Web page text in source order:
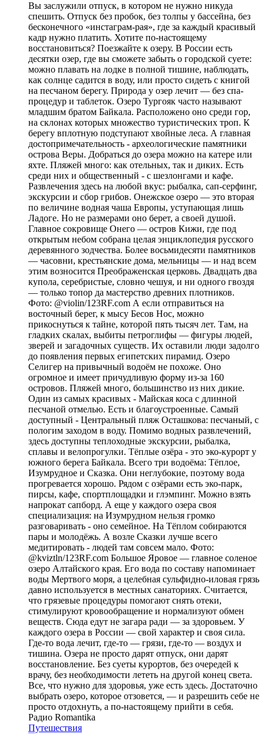
Вы заслужили отпуск, в котором не нужно никуда
спешить. Отпуск без пробок, без толпы у бассейна, без
бесконечного «инстаграм-рая», где за каждый красивый
кадр нужно платить. Хотите по-настоящему
восстановиться? Поезжайте к озеру. В России есть
десятки озер, где вы сможете забыть о городской суете:
можно плавать на лодке в полной тишине, наблюдать,
как солнце садится в воду, или просто сидеть с книгой
на песчаном берегу. Природа у озер лечит — без спа-
процедур и таблеток. Озеро Тургояк часто называют
младшим братом Байкала. Расположено оно среди гор,
на склонах которых множество туристических троп. К
берегу вплотную подступают хвойные леса. А главная
достопримечательность - археологические памятники
острова Веры. Добраться до озера можно на катере или
яхте. Пляжей много: как отельных, так и диких. Есть
среди них и общественный - с шезлонгами и кафе.
Развлечения здесь на любой вкус: рыбалка, сап-серфинг,
экскурсии и сбор грибов. Онежское озеро — это вторая
по величине водная чаша Европы, уступающая лишь
Ладоге. Но не размерами оно берет, а своей душой.
Главное сокровище Онего — остров Кижи, где под
открытым небом собрана целая энциклопедия русского
деревянного зодчества. Более восьмидесяти памятников
— часовни, крестьянские дома, мельницы — и над всем
этим возносится Преображенская церковь. Двадцать два
купола, серебристые, словно чешуя, и ни одного гвоздя
— только топор да мастерство древних плотников.
Фото: @violin/123RF.com А если отправиться на
восточный берег, к мысу Бесов Нос, можно
прикоснуться к тайне, которой пять тысяч лет. Там, на
гладких скалах, выбиты петроглифы — фигуры людей,
зверей и загадочных существ. Их оставили люди задолго
до появления первых египетских пирамид. Озеро
Селигер на привычный водоём не похоже. Оно
огромное и имеет причудливую форму из-за 160
островов. Пляжей много, большинство из них дикие.
Один из самых красивых - Майская коса с длинной
песчаной отмелью. Есть и благоустроенные. Самый
доступный - Центральный пляж Осташкова: песчаный, с
пологим заходом в воду. Помимо водных развлечений,
здесь доступны теплоходные экскурсии, рыбалка,
сплавы и велопрогулки. Тёплые озёра - это эко-курорт у
южного берега Байкала. Всего три водоёма: Тёплое,
Изумрудное и Сказка. Они неглубокие, поэтому вода
прогревается хорошо. Рядом с озёрами есть эко-парк,
пирсы, кафе, спортплощадки и глэмпинг. Можно взять
напрокат сапборд. А еще у каждого озера своя
специализация: на Изумрудном нельзя громко
разговаривать - оно семейное. На Тёплом собираются
пары и молодёжь. А возле Сказки лучше всего
медитировать - людей там совсем мало. Фото:
@kviztln/123RF.com Большое Яровое — главное соленое
озеро Алтайского края. Его вода по составу напоминает
воды Мертвого моря, а целебная сульфидно-иловая грязь
давно используется в местных санаториях. Считается,
что грязевые процедуры помогают снять отеки,
стимулируют кровообращение и нормализуют обмен
веществ. Сюда едут не загара ради — за здоровьем. У
каждого озера в России — свой характер и своя сила.
Где-то вода лечит, где-то — грязи, где-то — воздух и
тишина. Озера не просто дарят отпуск, они дарят
восстановление. Без суеты курортов, без очередей к
врачу, без необходимости лететь на другой конец света.
Все, что нужно для здоровья, уже есть здесь. Достаточно
выбрать озеро, которое отзовется, — и разрешить себе не
просто отдохнуть, а по-настоящему прийти в себя.
Радио Romantika
Путешествия